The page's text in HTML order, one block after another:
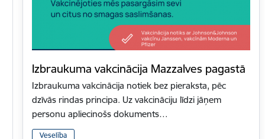
Izbraukuma vakcinācija Mazzalves pagastā
Izbraukuma vakcinācija notiek bez pieraksta, pēc
dzīvās rindas principa. Uz vakcināciju līdzi jāņem
personu apliecinošs dokuments…
Veselība